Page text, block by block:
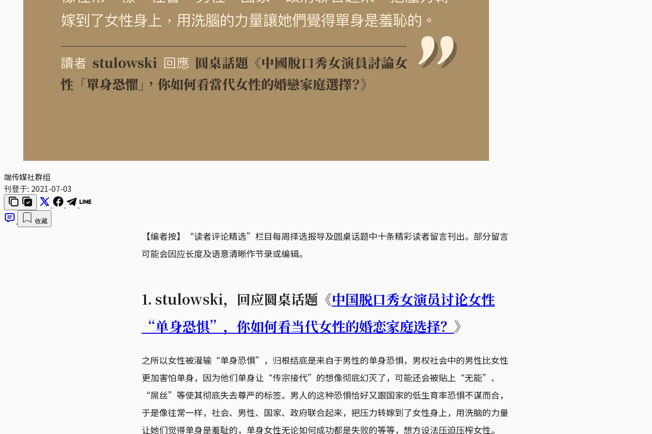
端传媒社群组
刊登于: 2021-07-03
收藏
【编者按】“读者评论精选”栏目每周择选报导及圆桌话题中十条精彩读者留言刊出。部分留言
可能会因应长度及语意清晰作节录或编辑。
1. stulowski，回应圆桌话题《中国脱口秀女演员讨论女性
“单身恐惧”，你如何看当代女性的婚恋家庭选择？ 》
之所以女性被灌输“单身恐惧”，归根结底是来自于男性的单身恐惧，男权社会中的男性比女性
更加害怕单身，因为他们单身让“传宗接代”的想像彻底幻灭了，可能还会被贴上“无能”、
“屌丝”等使其彻底失去尊严的标签。男人的这种恐惧恰好又跟国家的低生育率恐惧不谋而合，
于是像往常一样，社会、男性、国家、政府联合起来，把压力转嫁到了女性身上，用洗脑的力量
让她们觉得单身是羞耻的，单身女性无论如何成功都是失败的等等，想方设法压迫压榨女性。